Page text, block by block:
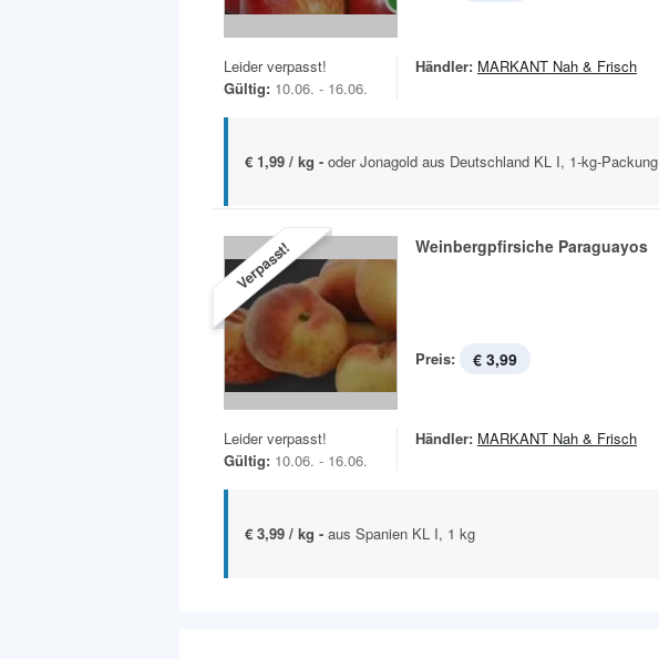
Leider verpasst!
Gültig: 10.06. - 16.06.
Händler: MARKANT Nah & Frisch
€ 1,99 / kg - oder Jonagold aus Deutschland KL I, 1-kg-Packung
Verpasst! Weinbergpfirsiche Paraguayos
Preis: € 3,99
Leider verpasst!
Gültig: 10.06. - 16.06.
Händler: MARKANT Nah & Frisch
€ 3,99 / kg - aus Spanien KL I, 1 kg